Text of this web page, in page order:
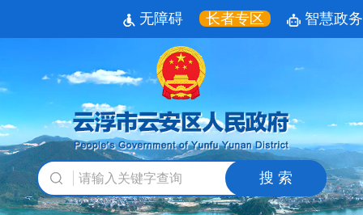
无障碍 长者专区 智慧政务
搜 索